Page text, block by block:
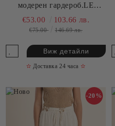
модерен гардероб.LE
SORTE DEL SOLE
(SKU)3822
€53.00 103.66 лв.
€75.00 146.69 лв.
Виж детайли
✫ Доставка 24 часа ✫
-20%